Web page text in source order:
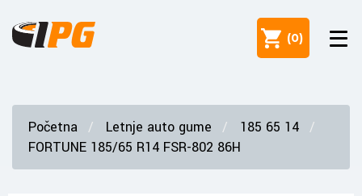
(0)
Početna Letnje auto gume
185 65 14
FORTUNE 185/65 R14 FSR-802 86H